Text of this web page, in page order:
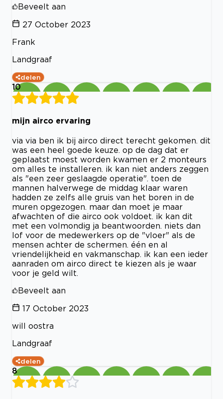
Beveelt aan
27 October 2023
Frank
Landgraaf
delen
10
mijn airco ervaring
via via ben ik bij airco direct terecht gekomen. dit
was een heel goede keuze. op de dag dat er
geplaatst moest worden kwamen er 2 monteurs
om alles te installeren. ik kan niet anders zeggen
als "een zeer geslaagde operatie". toen de
mannen halverwege de middag klaar waren
hadden ze zelfs alle gruis van het boren in de
muren opgezogen. maar dan moet je maar
afwachten of die airco ook voldoet. ik kan dit
met een volmondig ja beantwoorden. niets dan
lof voor de medewerkers op de "vloer" als de
mensen achter de schermen. één en al
vriendelijkheid en vakmanschap. ik kan een ieder
aanraden om airco direct te kiezen als je waar
voor je geld wilt.
Beveelt aan
17 October 2023
will oostra
Landgraaf
delen
8